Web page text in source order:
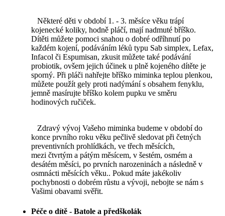
Některé děti v období 1. - 3. měsíce věku trápí
kojenecké koliky, hodně pláčí, mají nadmuté bříško.
Dítěti můžete pomoci snahou o dobré odříhnutí po
každém kojení, podáváním léků typu Sab simplex, Lefax,
Infacol či Espumisan, zkusit můžete také podávání
probiotik, ovšem jejich účinek u plně kojeného dítěte je
sporný. Při pláči nahřejte bříško miminka teplou plenkou,
můžete použít gely proti nadýmání s obsahem fenyklu,
jemně masírujte bříško kolem pupku ve směru
hodinových ručiček.
Zdravý vývoj Vašeho miminka budeme v období do
konce prvního roku věku pečlivě sledovat při četných
preventivních prohlídkách, ve třech měsících,
mezi čtvrtým a pátým měsícem, v šestém, osmém a
desátém měsíci, po prvních narozeninách a následně v
osmnácti měsících věku.. Pokud máte jakékoliv
pochybnosti o dobrém růstu a vývoji, nebojte se nám s
Vašimi obavami svěřit.
Péče o dítě - Batole a předškolák